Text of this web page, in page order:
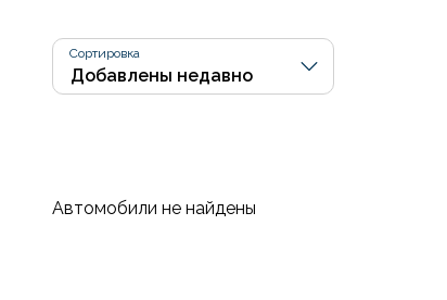
Сортировка
Автомобили не найдены